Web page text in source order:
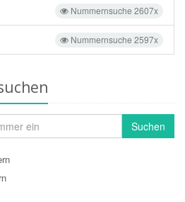
Nummernsuche 2607x
Nummernsuche 2597x
Suchen